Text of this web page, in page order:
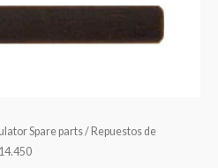
Spare parts / Repuestos de